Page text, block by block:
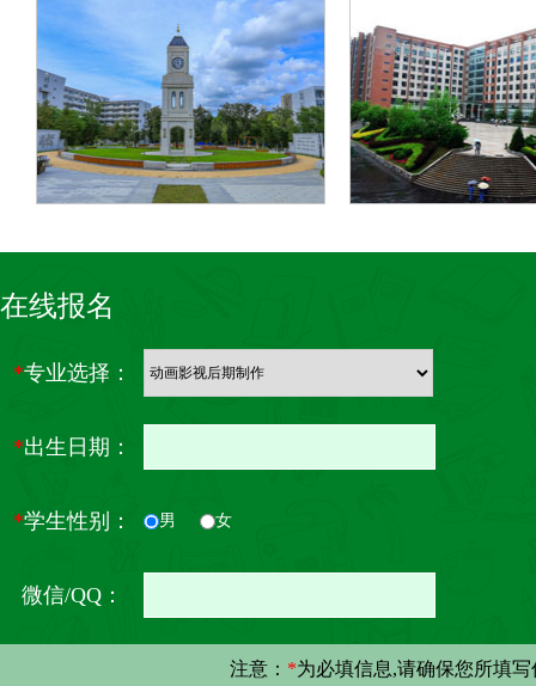
在线报名
*专业选择：
*出生日期：
*学生性别： 男 女
微信/QQ：
注意： *为必填信息,请确保您所填